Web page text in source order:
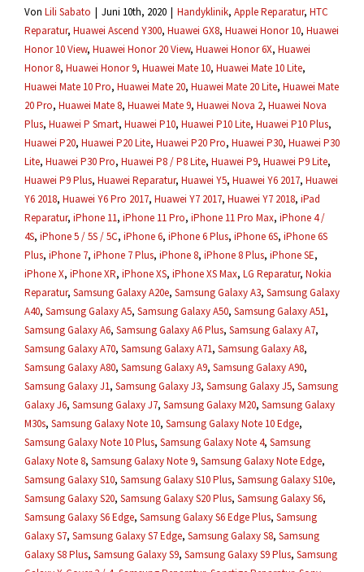
Von Lili Sabato | Juni 10th, 2020 | Handyklinik, Apple Reparatur, HTC
Reparatur, Huawei Ascend Y300, Huawei GX8, Huawei Honor 10, Huawei
Honor 10 View, Huawei Honor 20 View, Huawei Honor 6X, Huawei
Honor 8, Huawei Honor 9, Huawei Mate 10, Huawei Mate 10 Lite,
Huawei Mate 10 Pro, Huawei Mate 20, Huawei Mate 20 Lite, Huawei Mate
20 Pro, Huawei Mate 8, Huawei Mate 9, Huawei Nova 2, Huawei Nova
Plus, Huawei P Smart, Huawei P10, Huawei P10 Lite, Huawei P10 Plus,
Huawei P20, Huawei P20 Lite, Huawei P20 Pro, Huawei P30, Huawei P30
Lite, Huawei P30 Pro, Huawei P8 / P8 Lite, Huawei P9, Huawei P9 Lite,
Huawei P9 Plus, Huawei Reparatur, Huawei Y5, Huawei Y6 2017, Huawei
Y6 2018, Huawei Y6 Pro 2017, Huawei Y7 2017, Huawei Y7 2018, iPad
Reparatur, iPhone 11, iPhone 11 Pro, iPhone 11 Pro Max, iPhone 4 /
4S, iPhone 5 / 5S / 5C, iPhone 6, iPhone 6 Plus, iPhone 6S, iPhone 6S
Plus, iPhone 7, iPhone 7 Plus, iPhone 8, iPhone 8 Plus, iPhone SE,
iPhone X, iPhone XR, iPhone XS, iPhone XS Max, LG Reparatur, Nokia
Reparatur, Samsung Galaxy A20e, Samsung Galaxy A3, Samsung Galaxy
A40, Samsung Galaxy A5, Samsung Galaxy A50, Samsung Galaxy A51,
Samsung Galaxy A6, Samsung Galaxy A6 Plus, Samsung Galaxy A7,
Samsung Galaxy A70, Samsung Galaxy A71, Samsung Galaxy A8,
Samsung Galaxy A80, Samsung Galaxy A9, Samsung Galaxy A90,
Samsung Galaxy J1, Samsung Galaxy J3, Samsung Galaxy J5, Samsung
Galaxy J6, Samsung Galaxy J7, Samsung Galaxy M20, Samsung Galaxy
M30s, Samsung Galaxy Note 10, Samsung Galaxy Note 10 Edge,
Samsung Galaxy Note 10 Plus, Samsung Galaxy Note 4, Samsung
Galaxy Note 8, Samsung Galaxy Note 9, Samsung Galaxy Note Edge,
Samsung Galaxy S10, Samsung Galaxy S10 Plus, Samsung Galaxy S10e,
Samsung Galaxy S20, Samsung Galaxy S20 Plus, Samsung Galaxy S6,
Samsung Galaxy S6 Edge, Samsung Galaxy S6 Edge Plus, Samsung
Galaxy S7, Samsung Galaxy S7 Edge, Samsung Galaxy S8, Samsung
Galaxy S8 Plus, Samsung Galaxy S9, Samsung Galaxy S9 Plus, Samsung